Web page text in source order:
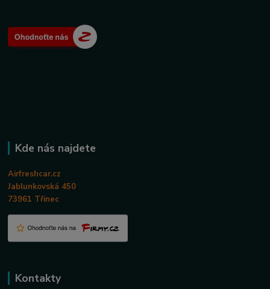
Kde nás najdete
Airfreshcar.cz
Jablunkovská 450
73961 Třinec
Kontakty